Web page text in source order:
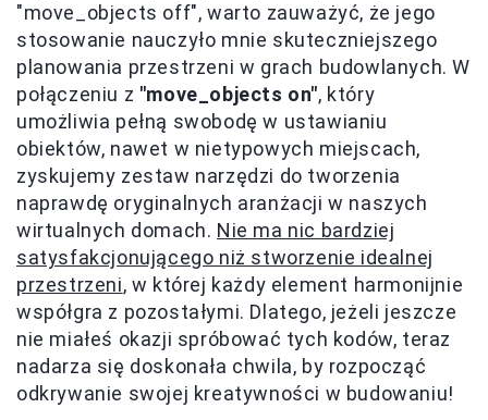
"move_objects off", warto zauważyć, że jego
stosowanie nauczyło mnie skuteczniejszego
planowania przestrzeni w grach budowlanych. W
połączeniu z "move_objects on", który
umożliwia pełną swobodę w ustawianiu
obiektów, nawet w nietypowych miejscach,
zyskujemy zestaw narzędzi do tworzenia
naprawdę oryginalnych aranżacji w naszych
wirtualnych domach. Nie ma nic bardziej
satysfakcjonującego niż stworzenie idealnej
przestrzeni, w której każdy element harmonijnie
współgra z pozostałymi. Dlatego, jeżeli jeszcze
nie miałeś okazji spróbować tych kodów, teraz
nadarza się doskonała chwila, by rozpocząć
odkrywanie swojej kreatywności w budowaniu!